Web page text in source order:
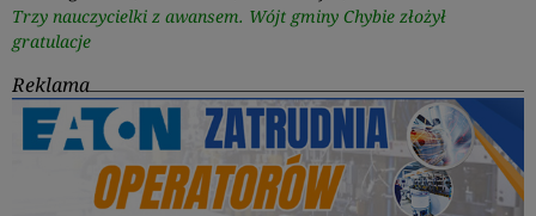
Trzy nauczycielki z awansem. Wójt gminy Chybie złożył
gratulacje
Reklama